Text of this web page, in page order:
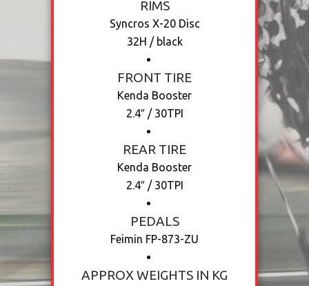
RIMS
Syncros X-20 Disc
32H / black
FRONT TIRE
Kenda Booster
2.4″ / 30TPI
REAR TIRE
Kenda Booster
2.4″ / 30TPI
PEDALS
Feimin FP-873-ZU
APPROX WEIGHTS IN KG